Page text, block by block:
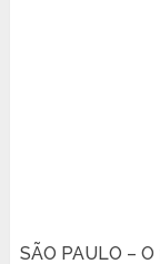
SÃO PAULO –